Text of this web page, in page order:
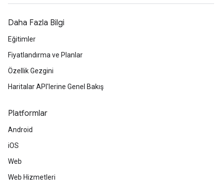
Daha Fazla Bilgi
Eğitimler
Fiyatlandırma ve Planlar
Özellik Gezgini
Haritalar API'lerine Genel Bakış
Platformlar
Android
iOS
Web
Web Hizmetleri